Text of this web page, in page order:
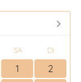
SA DI
1
2